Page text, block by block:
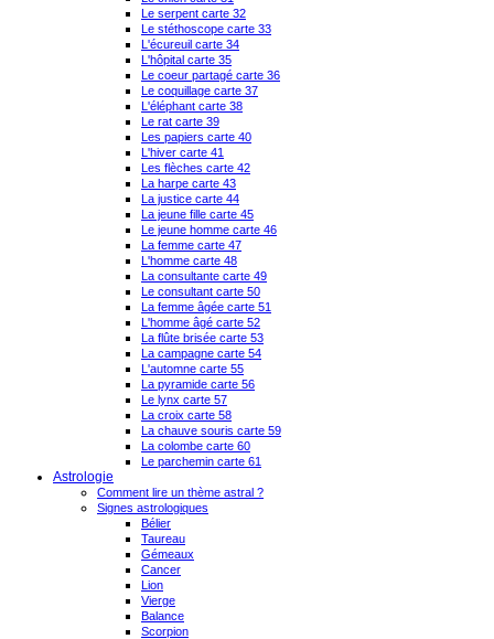
Le serpent carte 32
Le stéthoscope carte 33
L'écureuil carte 34
L'hôpital carte 35
Le coeur partagé carte 36
Le coquillage carte 37
L'éléphant carte 38
Le rat carte 39
Les papiers carte 40
L'hiver carte 41
Les flèches carte 42
La harpe carte 43
La justice carte 44
La jeune fille carte 45
Le jeune homme carte 46
La femme carte 47
L'homme carte 48
La consultante carte 49
Le consultant carte 50
La femme âgée carte 51
L'homme âgé carte 52
La flûte brisée carte 53
La campagne carte 54
L'automne carte 55
La pyramide carte 56
Le lynx carte 57
La croix carte 58
La chauve souris carte 59
La colombe carte 60
Le parchemin carte 61
Astrologie
Comment lire un thème astral ?
Signes astrologiques
Bélier
Taureau
Gémeaux
Cancer
Lion
Vierge
Balance
Scorpion